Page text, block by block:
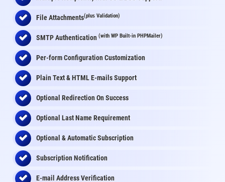
File Attachments(plus Validation)
SMTP Authentication (with WP Built-in PHPMailer)
Per-form Configuration Customization
Plain Text & HTML E-mails Support
Optional Redirection On Success
Optional Last Name Requirement
Optional & Automatic Subscription
Subscription Notification
E-mail Address Verification